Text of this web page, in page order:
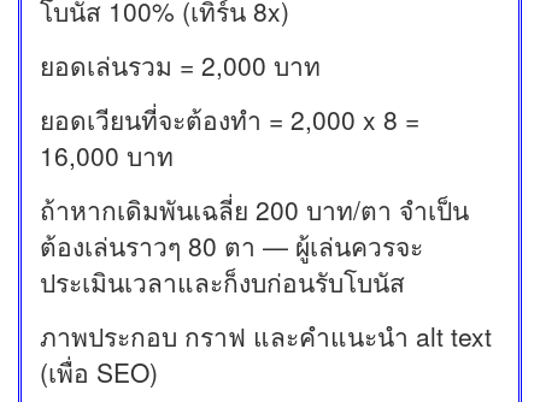
โบนัส 100% (เทิร์น 8x)
ยอดเล่นรวม = 2,000 บาท
ยอดเวียนที่จะต้องทำ = 2,000 x 8 =
16,000 บาท
ถ้าหากเดิมพันเฉลี่ย 200 บาท/ตา จำเป็น
ต้องเล่นราวๆ 80 ตา — ผู้เล่นควรจะ
ประเมินเวลาและก็งบก่อนรับโบนัส
ภาพประกอบ กราฟ และคำแนะนำ alt text
(เพื่อ SEO)